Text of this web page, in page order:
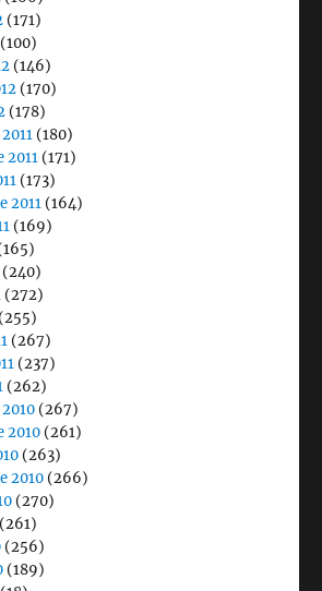
(171)
(100)
(146)
(170)
(178)
(180)
2011 (171)
(173)
2011 (164)
(169)
(240)
(272)
(255)
(267)
(237)
(262)
(267)
2010 (261)
(263)
2010 (266)
(270)
(261)
(256)
(189)